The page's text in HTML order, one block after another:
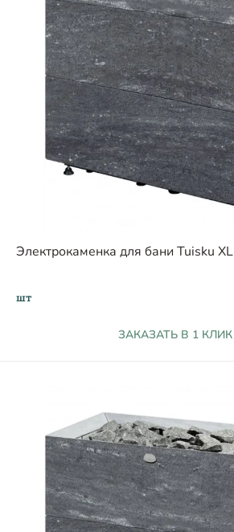
Электрокаменка для бани Tuisku
шт
ЗАКАЗАТЬ В 1 КЛИК